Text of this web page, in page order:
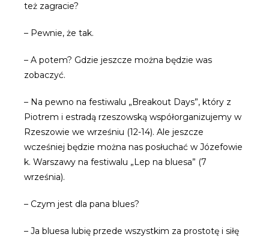
też zagracie?
– Pewnie, że tak.
– A potem? Gdzie jeszcze można będzie was
zobaczyć.
– Na pewno na festiwalu „Breakout Days”, który z
Piotrem i estradą rzeszowską współorganizujemy w
Rzeszowie we wrześniu (12-14). Ale jeszcze
wcześniej będzie można nas posłuchać w Józefowie
k. Warszawy na festiwalu „Lep na bluesa” (7
września).
– Czym jest dla pana blues?
– Ja bluesa lubię przede wszystkim za prostotę i siłę